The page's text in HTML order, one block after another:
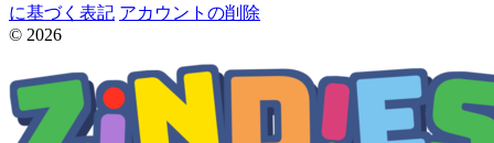
に基づく表記 アカウントの削除
© 2026